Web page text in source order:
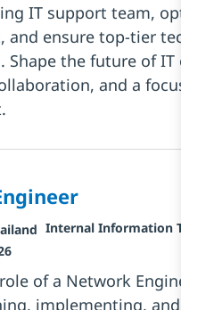
IT support team,
and ensure top-tier
Shape the future of IT
and a focus on
Catégorie
Internal Information
of a Network Engineer
implementing, and